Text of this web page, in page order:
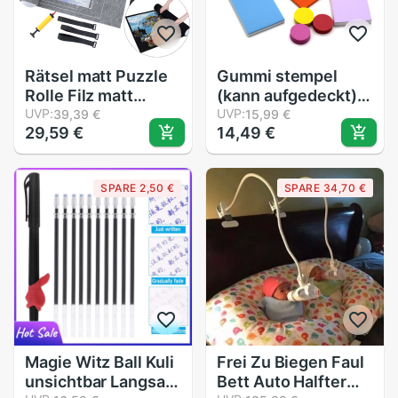
Rätsel matt Puzzle
Rolle Filz matt
Spielen matt Rätsel
Decke Für Bis zu
3000 Stck Puzzle
Zubehör Tragbare
Reise Lagerung
tasche GYH
UVP:39,39 €
29,59 €
Gummi stempel
(kann aufgedeckt)
Hand-geschnitzt
farbe Sandwich
gummi ziegel
einzel-und doppel-
seitige DIY dichtung
Material
UVP:15,99 €
14,49 €
SPARE 2,50 €
Magie Witz Ball Kuli
unsichtbar Langsam
SPARE 34,70 €
Frei Zu Biegen Faul
Bett Auto Halfter